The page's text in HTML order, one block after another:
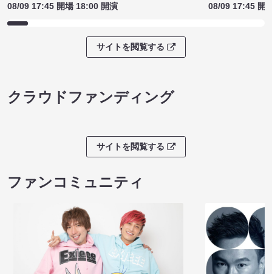
08/09 17:45 開場 18:00 開演
08/09 17:45 開
サイトを閲覧する
クラウドファンディング
サイトを閲覧する
ファンコミュニティ